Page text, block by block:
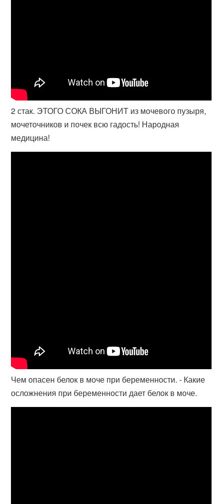
2 стак. ЭТОГО СОКА ВЫГОНИТ из мочевого пузыря,
мочеточников и почек всю гадость! Народная
медицина!
Чем опасен белок в моче при беременности. - Какие
осложнения при беременности дает белок в моче.